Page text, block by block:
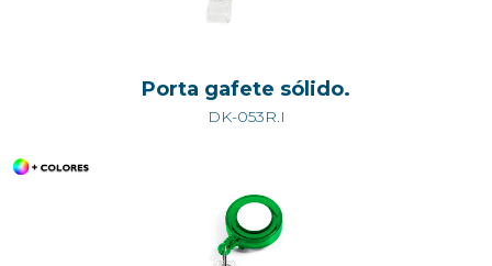
Porta gafete sólido.
DK-053R.I